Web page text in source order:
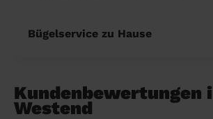
Bügelservice zu Hause
Kundenbewertungen
Westend